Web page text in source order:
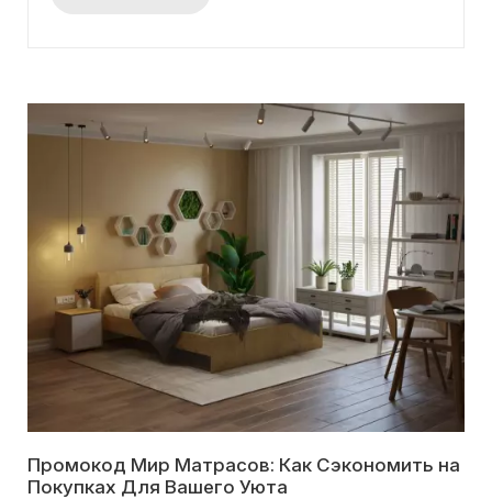
Промокод Мир Матрасов: Как Сэкономить на
Покупках Для Вашего Уюта